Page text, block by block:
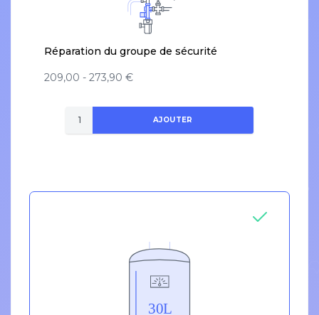
Réparation du groupe de sécurité
209,00 - 273,90 €
AJOUTER